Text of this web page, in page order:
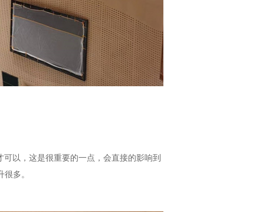
以，这是很重要的一点，会直接的影响到
多。